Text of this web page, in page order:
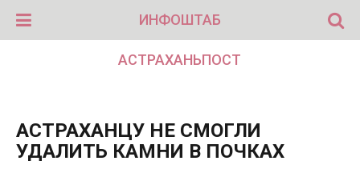
ИНФОШТАБ
АСТРАХАНЬПОСТ
АСТРАХАНЦУ НЕ СМОГЛИ
УДАЛИТЬ КАМНИ В ПОЧКАХ